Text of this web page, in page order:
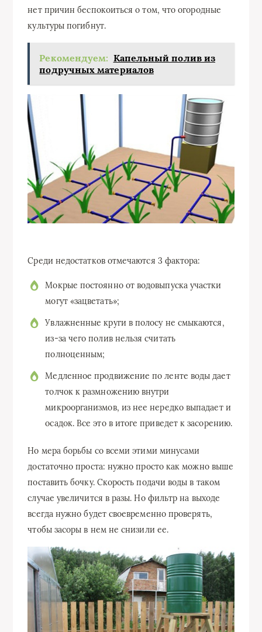
нет причин беспокоиться о том, что огородные
культуры погибнут.
Рекомендуем: Капельный полив из
подручных материалов
Среди недостатков отмечаются 3 фактора:
Мокрые постоянно от водовыпуска участки
могут «зацветать»;
Увлажненные круги в полосу не смыкаются,
из-за чего полив нельзя считать
полноценным;
Медленное продвижение по ленте воды дает
толчок к размножению внутри
микроорганизмов, из нее нередко выпадает и
осадок. Все это в итоге приведет к засорению.
Но мера борьбы со всеми этими минусами
достаточно проста: нужно просто как можно выше
поставить бочку. Скорость подачи воды в таком
случае увеличится в разы. Но фильтр на выходе
всегда нужно будет своевременно проверять,
чтобы засоры в нем не снизили ее.